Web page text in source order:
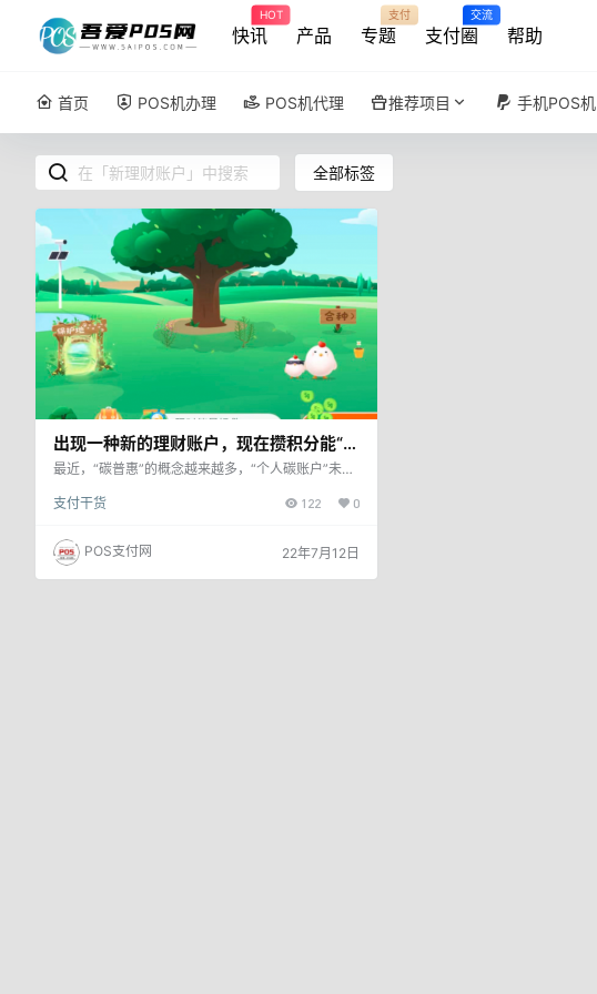
快讯
HOT
产品 专题
支付
支付圈
交流
帮助
首页 POS机办理 POS机代理 推荐项目 手机POS机
全部标签
出现一种新的理财账户，现在攒积分能“薅
羊毛”！
最近，“碳普惠”的概念越来越多，“个人碳账户”未来
上海首部绿色金融法规正式实施。 法规里提到，上
进入上海碳交易的市场。 个人碳账户有什么用呢？
提到碳账户，大家可能还比较陌生。毕竟国家“碳减
排”，与我有什么关系？ 实际上，一些地方政府开始
支付干货 122 0
POS支付网 22年7月12日